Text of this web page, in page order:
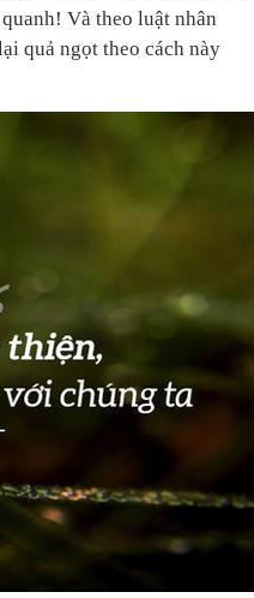
Và theo luật nhân
quả ngọt theo cách này